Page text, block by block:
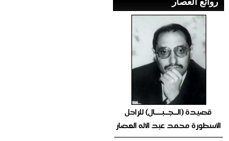
قصيدة (الــجــبــــال) للراحل
الأسطورة محمد عبد الاله العصار